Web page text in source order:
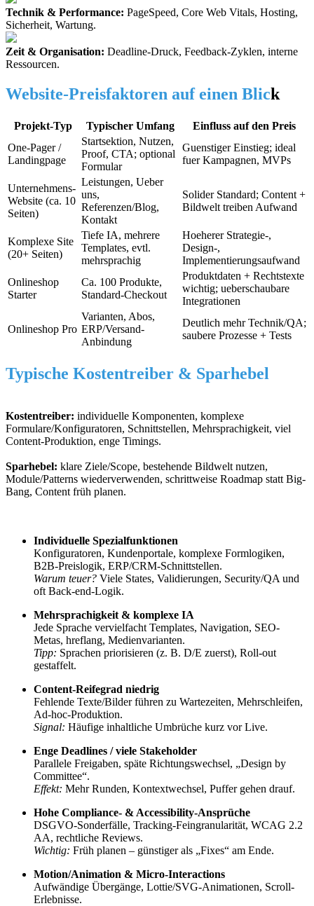
Technik & Performance: PageSpeed, Core Web Vitals, Hosting,
Sicherheit, Wartung.
Zeit & Organisation: Deadline-Druck, Feedback-Zyklen, interne
Ressourcen.
Website-Preisfaktoren auf einen Blick
Projekt-Typ Typischer Umfang
Einfluss auf den Preis
One-Pager /
Landingpage
Startsektion, Nutzen,
Proof, CTA; optional
Formular
Guenstiger Einstieg; ideal
fuer Kampagnen, MVPs
Unternehmens-
Website (ca. 10
Seiten)
Leistungen, Ueber
uns,
Referenzen/Blog,
Kontakt
Solider Standard; Content +
Bildwelt treiben Aufwand
Komplexe Site
(20+ Seiten)
Tiefe IA, mehrere
Templates, evtl.
mehrsprachig
Hoeherer Strategie-,
Design-,
Implementierungsaufwand
Onlineshop
Starter
Ca. 100 Produkte,
Standard-Checkout
Produktdaten + Rechtstexte
wichtig; ueberschaubare
Integrationen
Onlineshop Pro
Varianten, Abos,
ERP/Versand-
Anbindung
Deutlich mehr Technik/QA;
saubere Prozesse + Tests
Typische Kostentreiber & Sparhebel
Kostentreiber: individuelle Komponenten, komplexe
Formulare/Konfiguratoren, Schnittstellen, Mehrsprachigkeit, viel
Content-Produktion, enge Timings.
Sparhebel: klare Ziele/Scope, bestehende Bildwelt nutzen,
Module/Patterns wiederverwenden, schrittweise Roadmap statt Big-
Bang, Content früh planen.
Individuelle Spezialfunktionen
Konfiguratoren, Kundenportale, komplexe Formlogiken,
B2B-Preislogik, ERP/CRM-Schnittstellen.
Warum teuer? Viele States, Validierungen, Security/QA und
oft Back-end-Logik.
Mehrsprachigkeit & komplexe IA
Jede Sprache vervielfacht Templates, Navigation, SEO-
Metas, hreflang, Medienvarianten.
Tipp: Sprachen priorisieren (z. B. D/E zuerst), Roll-out
gestaffelt.
Content-Reifegrad niedrig
Fehlende Texte/Bilder führen zu Wartezeiten, Mehrschleifen,
Ad-hoc-Produktion.
Signal: Häufige inhaltliche Umbrüche kurz vor Live.
Enge Deadlines / viele Stakeholder
Parallele Freigaben, späte Richtungswechsel, „Design by
Committee“.
Effekt: Mehr Runden, Kontextwechsel, Puffer gehen drauf.
Hohe Compliance- & Accessibility-Ansprüche
DSGVO-Sonderfälle, Tracking-Feingranularität, WCAG 2.2
AA, rechtliche Reviews.
Wichtig: Früh planen – günstiger als „Fixes“ am Ende.
Motion/Animation & Micro-Interactions
Aufwändige Übergänge, Lottie/SVG-Animationen, Scroll-
Erlebnisse.